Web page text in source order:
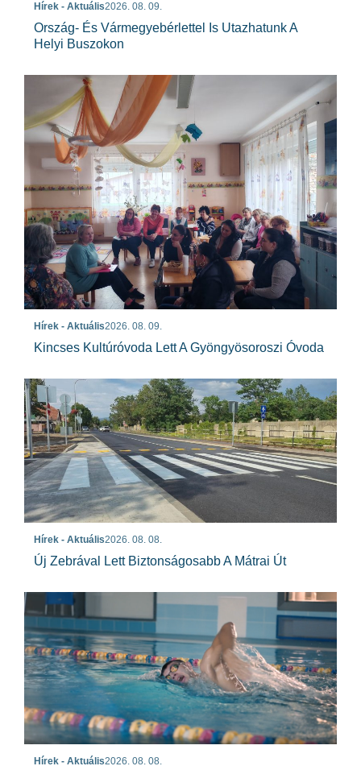
Hírek - Aktuális2026. 08. 09.
Ország- És Vármegyebérlettel Is Utazhatunk A
Helyi Buszokon
Hírek - Aktuális2026. 08. 09.
Kincses Kultúróvoda Lett A Gyöngyösoroszi Óvoda
Hírek - Aktuális2026. 08. 08.
Új Zebrával Lett Biztonságosabb A Mátrai Út
Hírek - Aktuális2026. 08. 08.